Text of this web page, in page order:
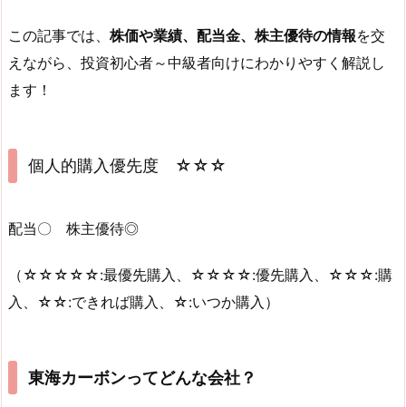
この記事では、 株価や業績、配当金、株主優待の情報を交
えながら、投資初心者～中級者向けにわかりやすく解説し
ます！
個人的購入優先度 ☆☆☆
配当〇 株主優待◎
（☆☆☆☆☆:最優先購入、☆☆☆☆:優先購入、☆☆☆:購
入、☆☆:できれば購入、☆:いつか購入）
東海カーボンってどんな会社？